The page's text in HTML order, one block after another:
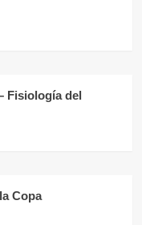
Fisiología del
Copa